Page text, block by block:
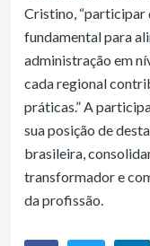
Cristino, “participar
fundamental para
administração em
cada regional
práticas.” A
sua posição de
brasileira,
transformador e
da profissão.